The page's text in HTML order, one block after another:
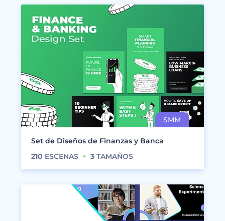
Set de Diseños de Finanzas y Banca
210 ESCENAS 3 TAMAÑOS